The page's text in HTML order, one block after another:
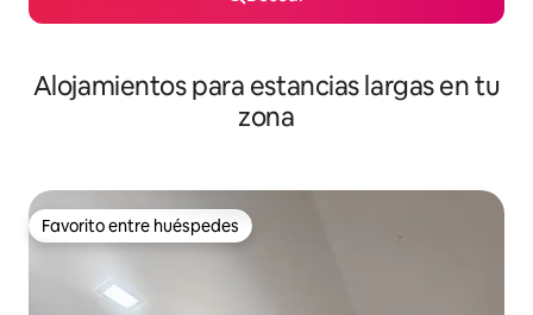
Alojamientos para estancias largas en tu
zona
Favorito entre huéspedes
Favorito entre huéspedes